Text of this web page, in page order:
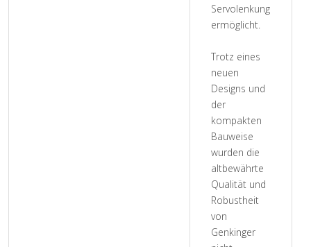
Servolenkung
ermöglicht.
Trotz eines
neuen
Designs und
der
kompakten
Bauweise
wurden die
altbewährte
Qualität und
Robustheit
von
Genkinger